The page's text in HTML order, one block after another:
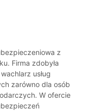
z
Firma zdobyła
usług
zarówno dla osób
W ofercie